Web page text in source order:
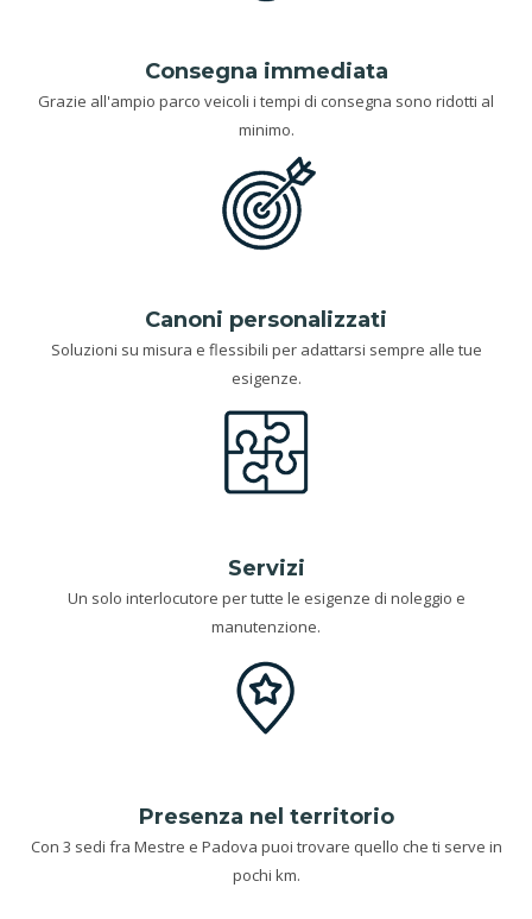
Consegna immediata
Grazie all'ampio parco veicoli i tempi di consegna sono ridotti al
minimo.
Canoni personalizzati
Soluzioni su misura e flessibili per adattarsi sempre alle tue
esigenze.
Servizi
Un solo interlocutore per tutte le esigenze di noleggio e
manutenzione.
Presenza nel territorio
Con 3 sedi fra Mestre e Padova puoi trovare quello che ti serve in
pochi km.